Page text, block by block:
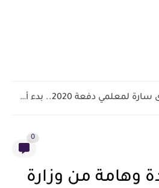
بشرى سارة لمعلمي دفعة 2020.. بدء أول خطوة رسمية في...
0
وهامة من وزارة